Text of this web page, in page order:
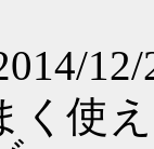
く使